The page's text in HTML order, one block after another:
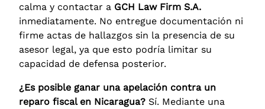
calma y contactar a GCH Law Firm S.A.
inmediatamente. No entregue documentación ni
firme actas de hallazgos sin la presencia de su
asesor legal, ya que esto podría limitar su
capacidad de defensa posterior.
¿Es posible ganar una apelación contra un
reparo fiscal en Nicaragua? Sí. Mediante una